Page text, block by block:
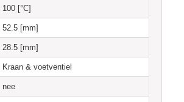
100 [°C]
52.5 [mm]
28.5 [mm]
Kraan & voetventiel
nee